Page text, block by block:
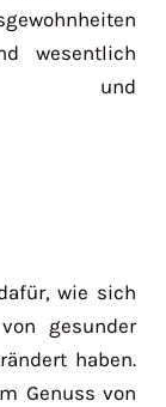
wesentlich
und
wie sich
gesunder
haben.
Genuss von